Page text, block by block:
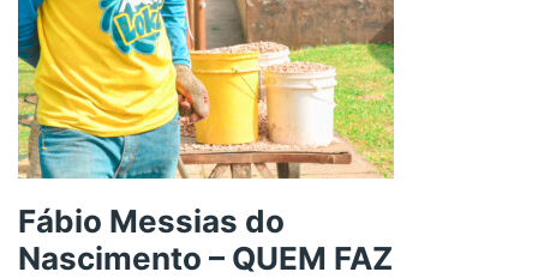
Fábio Messias do
Nascimento – QUEM FAZ